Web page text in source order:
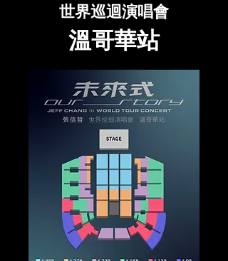
世界巡迴演唱會
溫哥華站